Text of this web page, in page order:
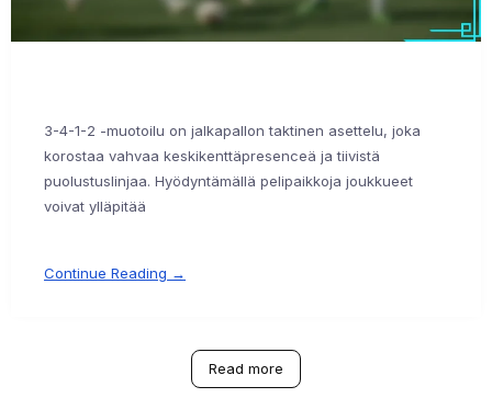
3-4-1-2 -muotoilu on jalkapallon taktinen asettelu, joka
korostaa vahvaa keskikenttäpresenceä ja tiivistä
puolustuslinjaa. Hyödyntämällä pelipaikkoja joukkueet
voivat ylläpitää
Continue Reading →
Read more